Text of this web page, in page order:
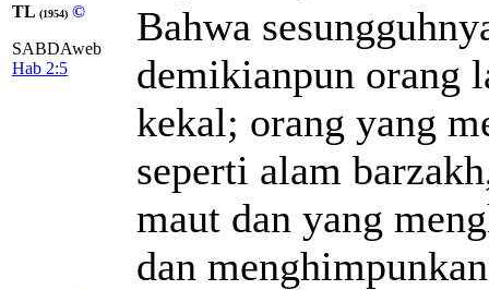
TL (1954) ©
SABDAweb
Hab 2:5
Bahwa
demikianpun orang
kekal; orang yang
seperti alam
maut dan yang
dan